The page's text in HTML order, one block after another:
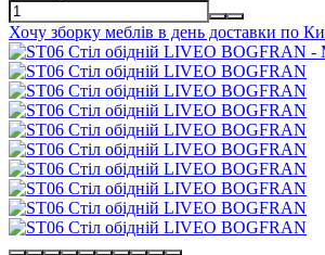
Хочу зборку меблів в день доставки по